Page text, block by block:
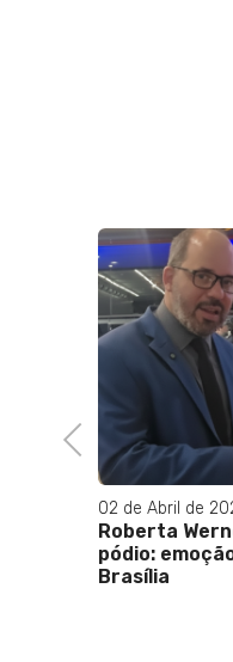
Previous
01 de Maio de
Banco do
empréstimos
em meio à